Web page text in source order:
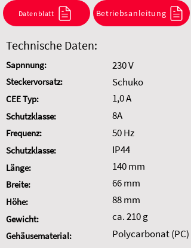
Kombination anzufragen.
Datenblatt Betriebsanleitung
Technische Daten:
Sapnnung:
Steckervorsatz:
CEE Typ:
Schutzklasse:
Frequenz:
Schutzklasse:
Länge:
Breite:
Höhe:
Gewicht:
Gehäusematerial:
230 V
Schuko
1,0 A
8A
50 Hz
IP44
140 mm
66 mm
88 mm
ca. 210 g
Polycarbonat (PC)